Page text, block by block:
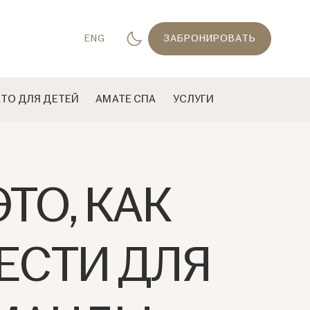
ENG ЗАБРОНИРОВАТЬ
ДЛЯ ДЕТЕЙ AМАТЕ СПА УСЛУГИ
КАК
ДЛЯ